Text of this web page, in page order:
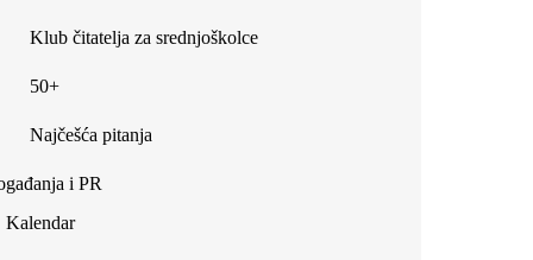
Klub čitatelja za srednjoškolce
50+
Najčešća pitanja
i PR
Kalendar